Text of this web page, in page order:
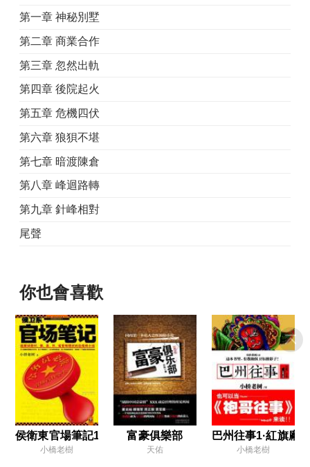
第一章 神秘別墅
第二章 商業合作
第三章 忽然出軌
第四章 後院起火
第五章 危機四伏
第六章 狼狽不堪
第七章 暗渡陳倉
第八章 峰迴路轉
第九章 針峰相對
尾聲
你也會喜歡
侯衛東官場筆記1
小橋老樹
富豪俱樂部
天佑
巴州往事1·紅旗廠
小橋老樹